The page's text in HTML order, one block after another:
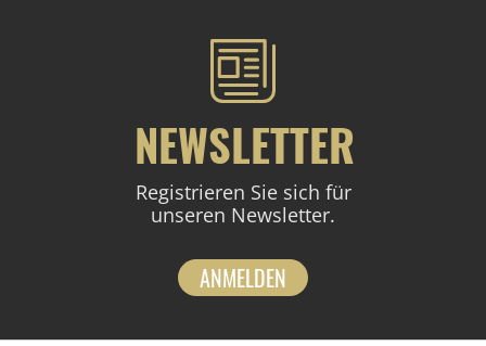
NEWSLETTER
Registrieren Sie sich für
unseren Newsletter.
ANMELDEN